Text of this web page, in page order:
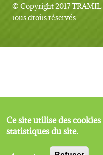
© Copyright 2017 TRAMIL
tous droits réservés
Ce site utilise des
statistiques du site.